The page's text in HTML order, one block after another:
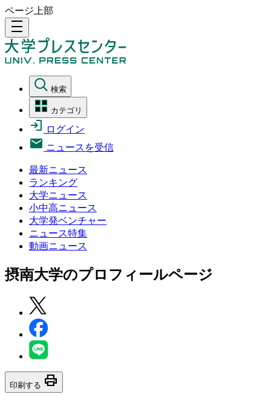
ページ上部
density_medium
検索
カテゴリ
ログイン
ニュースを受信
最新ニュース
ランキング
大学ニュース
小中高ニュース
大学発ベンチャー
ニュース特集
動画ニュース
摂南大学のプロフィールページ
印刷する print